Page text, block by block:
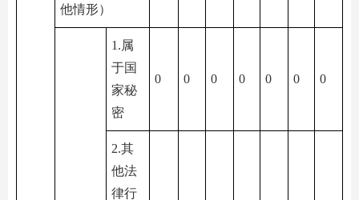
他情形）
1.属
于国
家秘
密
0 0 0 0 0 0 0
2.其
他法
律行